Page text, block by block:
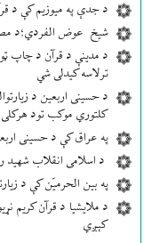
د جدې په میوزیم کې د
شیخ عوض الفردي؛د مصر
د مدینې د قرآن د چاپ
ترلاسه کیدلی شي
د حسینی اربعین د
کلتوري موکب تود هرکلی
په عراق کې د حسینی
د اسلامی انقلاب شهید
په بین الحرمیّن کې د
کېږي